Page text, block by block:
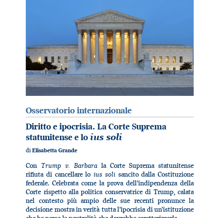
Osservatorio internazionale
Diritto e ipocrisia. La Corte Suprema
statunitense e loius soli
diElisabetta Grande
Con Trump v. Barbara la Corte Suprema statunitense
rifiuta di cancellare loius soli sancito dalla Costituzione
federale. Celebrata come la prova dell’indipendenza della
Corte rispetto alla politica conservatrice di Trump, calata
nel contesto più ampio delle sue recenti pronunce la
decisione mostra in verità tutta l’ipocrisia di un’istituzione